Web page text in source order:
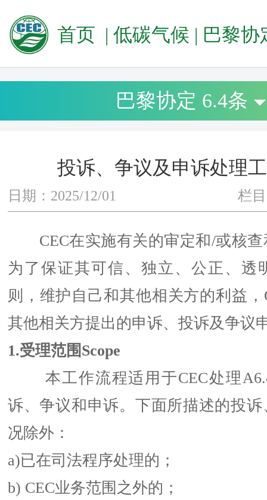
首页 | 低碳气候 | 巴黎协定
巴黎协定 6.4条
投诉、争议及申诉处理
日期：2025/12/01 栏
CEC在实施有关的审定和/或核查
为了保证其可信、独立、公正、透
则，维护自己和其他相关方的利益
其他相关方提出的申诉、投诉及争议
1.受理范围Scope
本工作流程适用于CEC处理
诉、争议和申诉。下面所描述的投
况除外：
a)已在司法程序处理的；
b) CEC业务范围之外的；